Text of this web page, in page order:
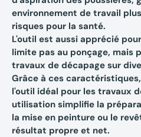
environnement de travail
risques pour la santé.
L'outil est aussi apprécié
limite pas au ponçage, mais
travaux de décapage sur
Grâce à ces
l'outil idéal pour les travaux
utilisation simplifie la
la mise en peinture ou le
résultat propre et net.